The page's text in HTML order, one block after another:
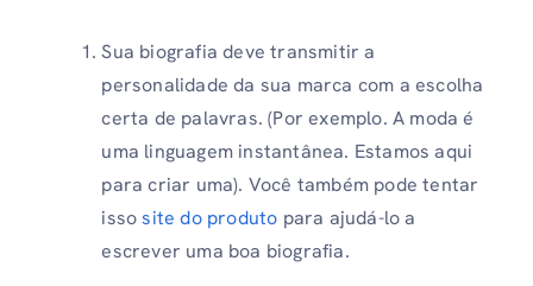
Sua biografia deve transmitir a
personalidade da sua marca com a escolha
certa de palavras. (Por exemplo. A moda é
uma linguagem instantânea. Estamos aqui
para criar uma). Você também pode tentar
issosite do produto para ajudá-lo a
escrever uma boa biografia.